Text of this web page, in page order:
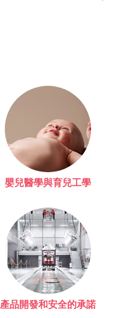
嬰兒醫學與育兒工學
產品開發和安全的承諾